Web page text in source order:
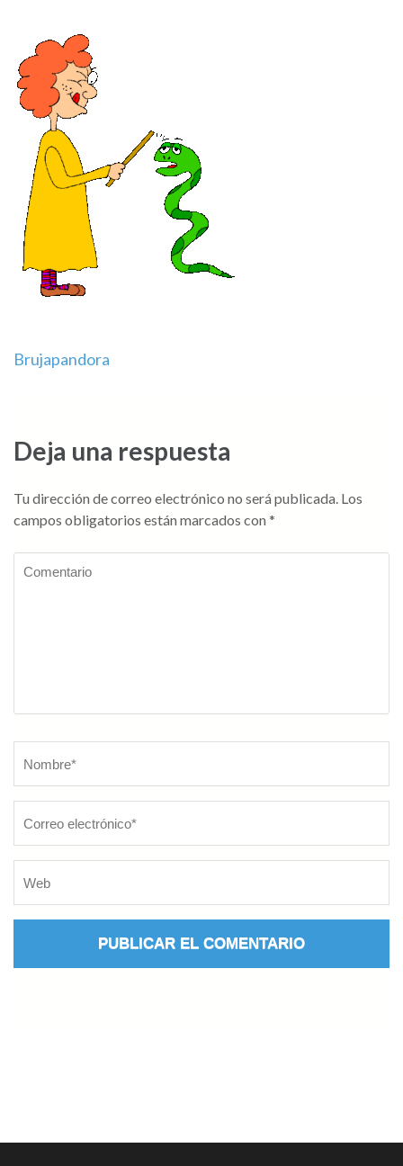
Navegación
entradas
Brujapandora
Deja una respuesta
Tu dirección de correo electrónico no será publicada. Los
campos obligatorios están marcados con *